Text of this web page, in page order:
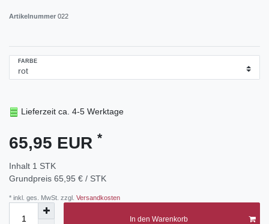
Artikelnummer 022
FARBE
Lieferzeit ca. 4-5 Werktage
65,95 EUR *
Inhalt 1 STK
Grundpreis 65,95 € / STK
* inkl. ges. MwSt. zzgl. Versandkosten
In den Warenkorb